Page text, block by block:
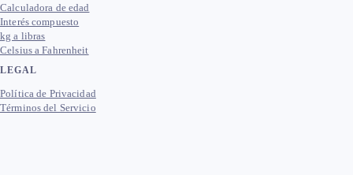
Calculadora de edad
Interés compuesto
kg a libras
Celsius a Fahrenheit
LEGAL
Política de Privacidad
Términos del Servicio